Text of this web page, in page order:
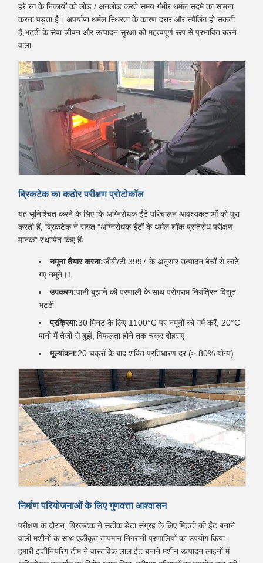
हरे रंग के निकायों को लोड / अनलोड करते समय गंभीर थर्मल सदमे का सामना
करना पड़ता है। अपर्याप्त थर्मल स्थिरता के कारण दरार और स्पैलिंग हो सकती
है,भट्ठी के सेवा जीवन और उत्पादन सुरक्षा को महत्वपूर्ण रूप से प्रभावित करने
वाला.
ब्रिकटेक का कठोर परीक्षण प्रोटोकॉल
यह सुनिश्चित करने के लिए कि अग्निरोधक ईंटें परिचालन आवश्यकताओं को पूरा
करती हैं, ब्रिकटेक ने सख्त "अग्निरोधक ईंटों के थर्मल शॉक प्रतिरोध परीक्षण
मानक" स्थापित किए हैंः
नमूना तैयार करना:जीबी/टी 3997 के अनुसार उत्पादन बैचों से काटे
गए नमूने।1
उपकरण:पानी बुझाने की प्रणाली के साथ प्रोग्राम नियंत्रित विद्युत
भट्ठी
प्रक्रिया:30 मिनट के लिए 1100°C पर नमूनों को गर्म करें, 20°C
पानी में तेजी से बुझें, विफलता होने तक चक्र दोहराएं
मूल्यांकन:20 चक्रों के बाद शक्ति प्रतिधारण दर (≥ 80% योग्य)
निर्माण परियोजनाओं के लिए गुणवत्ता आश्वासन
परीक्षण के दौरान, ब्रिकटेक ने सटीक डेटा संग्रह के लिए मिट्टी की ईंट बनाने
वाली मशीनों के साथ एकीकृत तापमान निगरानी प्रणालियों का उपयोग किया।
हमारी इंजीनियरिंग टीम ने वास्तविक लाल ईंट बनाने मशीन उत्पादन लाइनों में